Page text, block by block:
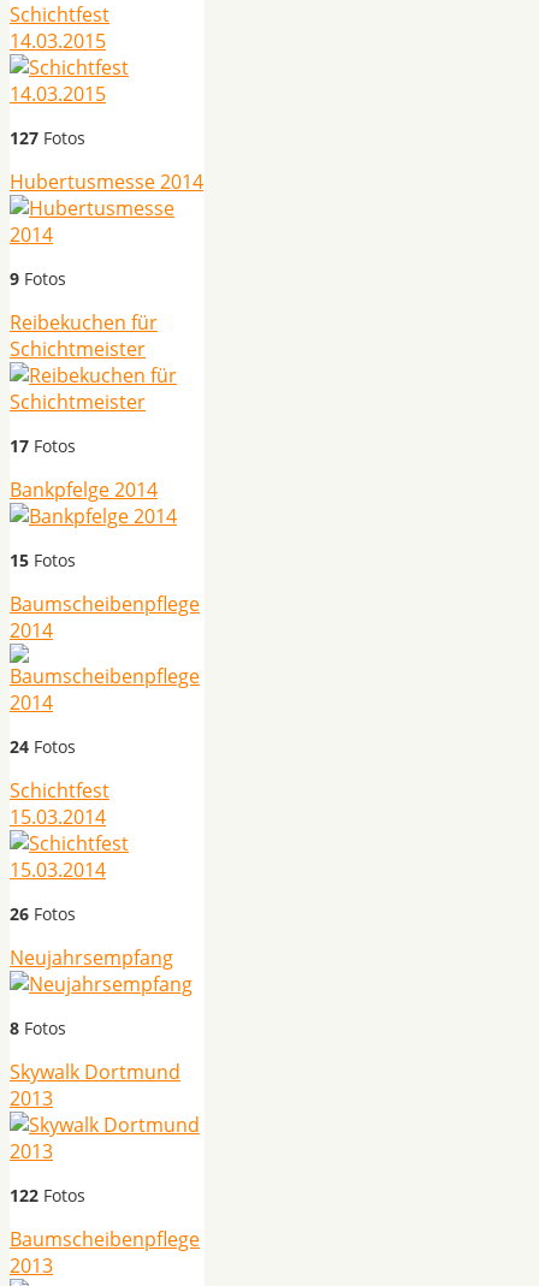
Schichtfest
14.03.2015
127 Fotos
Hubertusmesse 2014
9 Fotos
Reibekuchen für
Schichtmeister
17 Fotos
Bankpfelge 2014
15 Fotos
Baumscheibenpflege
2014
24 Fotos
Schichtfest
15.03.2014
26 Fotos
Neujahrsempfang
8 Fotos
Skywalk Dortmund
2013
122 Fotos
Baumscheibenpflege
2013